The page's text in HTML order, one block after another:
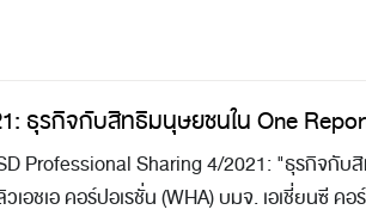
ธุรกิจกับสิทธิมนุษยชนใน One
Professional Sharing 4/2021: "ธุรกิจกับ
อชเอ คอร์ปอเรชั่น (WHA) บมจ. เอเชี่ยนซี คอ